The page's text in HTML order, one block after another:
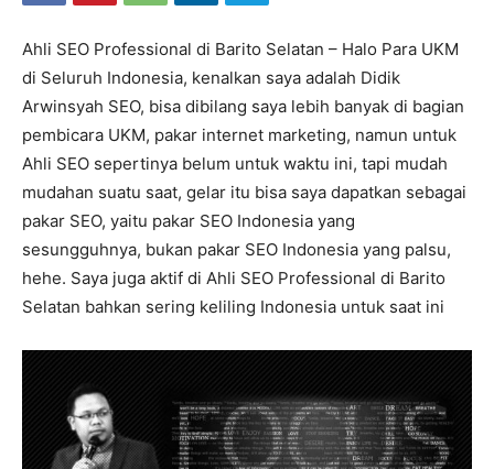
Ahli SEO Professional di Barito Selatan – Halo Para UKM
di Seluruh Indonesia, kenalkan saya adalah Didik
Arwinsyah SEO, bisa dibilang saya lebih banyak di bagian
pembicara UKM, pakar internet marketing, namun untuk
Ahli SEO sepertinya belum untuk waktu ini, tapi mudah
mudahan suatu saat, gelar itu bisa saya dapatkan sebagai
pakar SEO, yaitu pakar SEO Indonesia yang
sesungguhnya, bukan pakar SEO Indonesia yang palsu,
hehe. Saya juga aktif di Ahli SEO Professional di Barito
Selatan bahkan sering keliling Indonesia untuk saat ini